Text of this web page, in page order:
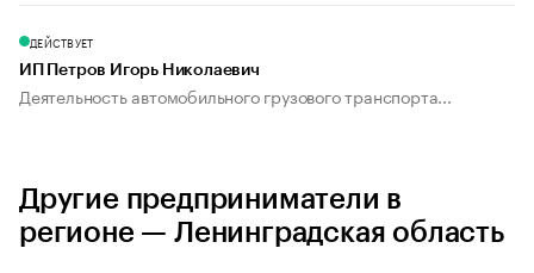
ДЕЙСТВУЕТ
ИП Петров Игорь Николаевич
Деятельность автомобильного грузового транспорта...
Другие предприниматели в
регионе — Ленинградская область